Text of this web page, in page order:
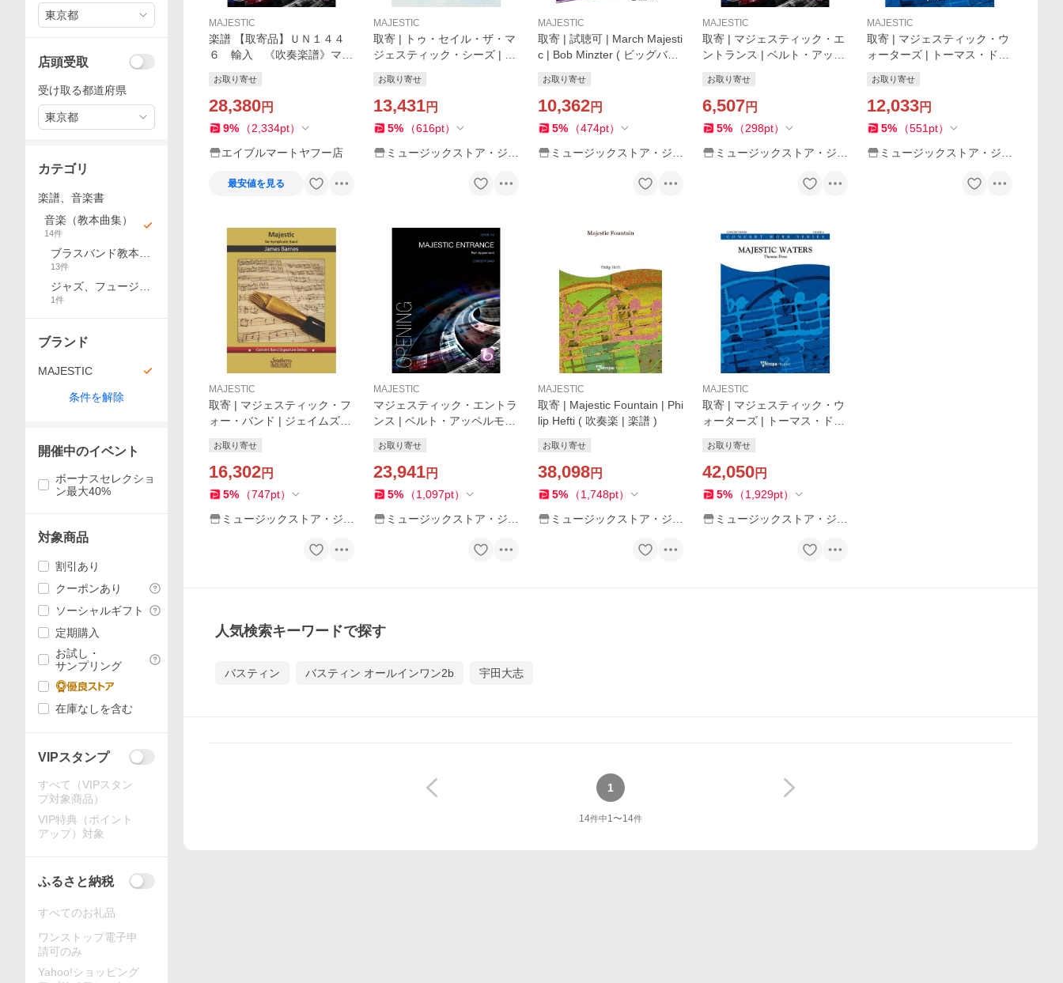
MAJESTIC
楽譜 【取寄品】ＵＮ１４４
６ 輸入 《吹奏楽譜》マジ
【輸入】【ネコポス不可・宅
配便のみ可】【沖縄・離島以
外送料無料】
お取り寄せ
28,380円
9% （2,334pt）
エイブルマートヤフー店
最安値を見る
MAJESTIC
取寄 | トゥ・セイル・ザ・マ
ジェスティック・シーズ | ウ
奏楽 | 楽譜 )
お取り寄せ
13,431円
5% （616pt）
ミュージックストア・ジェ
MAJESTIC
取寄 | 試聴可 | March Majesti
c | Bob Minzter ( ビッグバン
お取り寄せ
10,362円
5% （474pt）
ミュージックストア・ジェ
MAJESTIC
取寄 | マジェスティック・エ
ントランス | ベルト・アッペ
ア）
お取り寄せ
6,507円
5% （298pt）
ミュージックストア・ジェ
MAJESTIC
取寄 | マジェスティック・ウ
ォーターズ | トーマス・ドス
お取り寄せ
12,033円
5% （551 pt）
ミュージックストア・ジェ
MAJESTIC
取寄 | マジェスティック・フ
ォー・バンド | ジェイムズ・
お取り寄せ
16,302円
5% （747pt）
ミュージックストア・ジェ
MAJESTIC
マジェスティック・エントラ
ンス | ベルト・アッペルモン
お取り寄せ
23,941円
5% （1,097pt）
ミュージックストア・ジェ
MAJESTIC
取寄 | Majestic Fountain | Phi
lip Hefti ( 吹奏楽 | 楽譜 )
お取り寄せ
38,098円
5% （1,748pt）
ミュージックストア・ジェ
MAJESTIC
取寄 | マジェスティック・ウ
ォーターズ | トーマス・ドス
お取り寄せ
42,050円
5% （1,929pt）
ミュージックストア・ジェ
人気検索キーワードで探す
バスティン バスティン オールインワン2b 宇田大志
1
14件中1〜14件
東京都
店頭受取
受け取る都道府県
東京都
カテゴリ
楽譜、音楽書
音楽（教本曲集）
14件
ブラスバンド教本曲
集
13件
ジャズ、フュージョ
ン教本曲集
1件
ブランド
MAJESTIC
条件を解除
開催中のイベント
ボーナスセレクショ
ン最大40%
対象商品
割引あり
クーポンあり
ソーシャルギフト
定期購入
お試し・
サンプリング
在庫なしを含む
VIPスタンプ
すべて（VIPスタン
プ対象商品）
VIP特典（ポイント
アップ）対象
ふるさと納税
すべてのお礼品
ワンストップ電子申
請可のみ
Yahoo!ショッピング